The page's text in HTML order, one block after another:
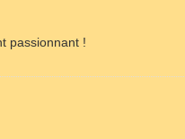
passionnant !